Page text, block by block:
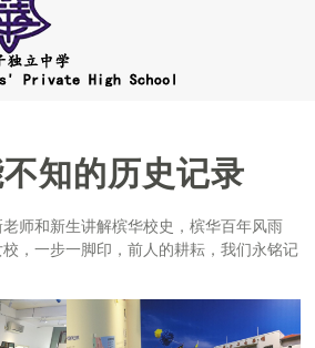
知的历史记录
师和新生讲解槟华校史，槟华百年风雨
，一步一脚印，前人的耕耘，我们永铭记